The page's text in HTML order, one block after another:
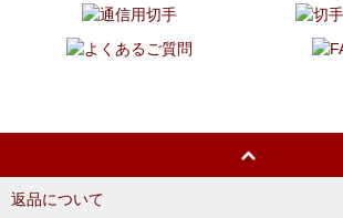
返品について